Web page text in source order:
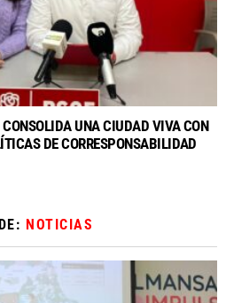
UNA CIUDAD VIVA CON
DE CORRESPONSABILIDAD
NOTICIAS